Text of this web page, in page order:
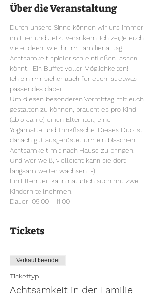
Über die Veranstaltung
Durch unsere Sinne können wir uns immer
im Hier und Jetzt verankern. Ich zeige euch
viele Ideen, wie ihr im Familienalltag
Achtsamkeit spielerisch einfließen lassen
könnt.  Ein Buffet voller Möglichkeiten!
Ich bin mir sicher auch für euch ist etwas
passendes dabei.
Um diesen besonderen Vormittag mit euch
gestalten zu können, braucht es pro Kind
(ab 5 Jahre) einen Elternteil, eine
Yogamatte und Trinkflasche. Dieses Duo ist
danach gut ausgerüstet um ein bisschen
Achtsamkeit mit nach Hause zu bringen.
Und wer weiß, vielleicht kann sie dort
langsam weiter wachsen :-).
Ein Elternteil kann natürlich auch mit zwei
Kindern teilnehmen.
Dauer: 09:00 - 11:00
Tickets
Verkauf beendet
Tickettyp
Achtsamkeit in der Familie